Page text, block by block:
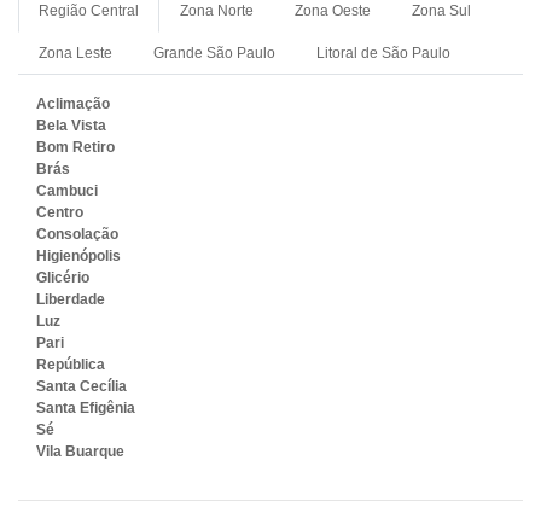
Região Central Zona Norte Zona Oeste Zona Sul
Zona Leste Grande São Paulo Litoral de São Paulo
Aclimação
Bela Vista
Bom Retiro
Brás
Cambuci
Centro
Consolação
Higienópolis
Glicério
Liberdade
Luz
Pari
República
Santa Cecília
Santa Efigênia
Sé
Vila Buarque